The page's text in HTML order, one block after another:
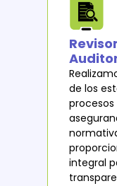
de los
integral